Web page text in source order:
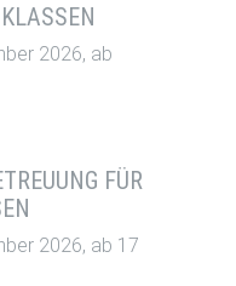
2026, ab
FÜR
2026, ab 17